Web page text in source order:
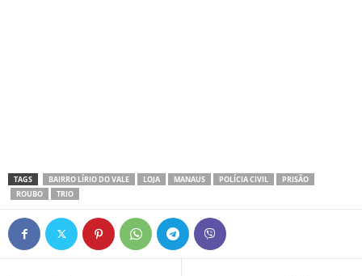
TAGS BAIRRO LÍRIO DO VALE LOJA MANAUS POLÍCIA CIVIL
PRISÃO
ROUBO
TRIO